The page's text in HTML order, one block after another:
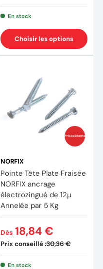
En stock
Choisir les options
Prix coûtants
NORFIX
Pointe Tête Plate Fraisée
NORFIX ancrage
électrozingué de 12µ
Annelée par 5 Kg
Prix conseillé :30,36 €
Dès 18,84 €
En stock